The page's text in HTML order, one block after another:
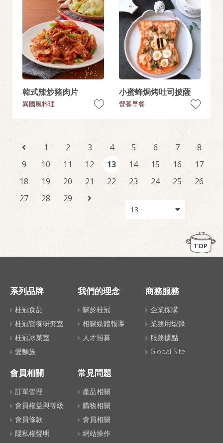
韓式辣炒豬肉片
異國風料理
小蜜蜂焗烤吐司披薩
營養早餐
1 2 3 4 5 6 7
8
9
10 11 12 13 14 15 16
17
18
19 20 21 22 23 24 25
26
27
28 29
TOP
系列品牌
桂冠食品
桂冠營養研究室
桂冠冰菓室
愛麵族
我們的理念
關於桂冠
相關媒體報導
人才招募
商務服務
企業採購
業務用型錄
服務據點
Global Site
會員相關
訂單管理
會員權益與等級
會員條款
隱私權聲明
常見問題
產品相關
購物相關
會員相關
網站操作